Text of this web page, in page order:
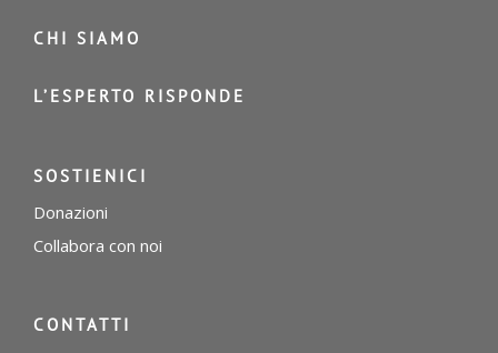
CHI SIAMO
L’ESPERTO RISPONDE
SOSTIENICI
Donazioni
Collabora con noi
CONTATTI